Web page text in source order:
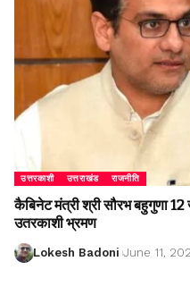
उत्तरकाशी उत्तराखंड राजनीति
कैबिनेट मंत्री श्री सौरभ बहुगुणा
उतरकाशी भ्रमण
Lokesh Badoni June 11,